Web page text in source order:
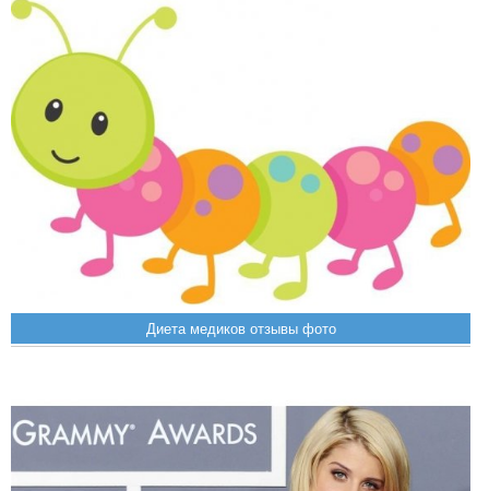
Диета медиков отзывы фото